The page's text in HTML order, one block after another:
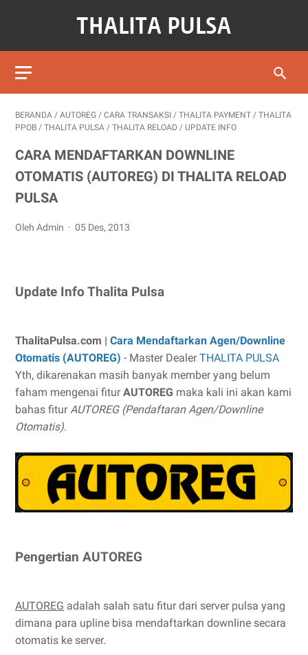
BERANDA / AUTOREG / CARA TRANSAKSI / THALITA PAYMENT / THALITA
PPOB / THALITA PULSA / THALITA RELOAD / UPDATE INFO
CARA MENDAFTARKAN DOWNLINE
OTOMATIS (AUTOREG) DI THALITA RELOAD
PULSA
Oleh Admin 05 Des, 2013
Update Info Thalita Pulsa
ThalitaPulsa.com | Cara Mendaftarkan Agen/Downline
Otomatis (AUTOREG) - Master DealerTHALITA PULSA
Yth, dikarenakan masih banyak member yang belum
faham mengenai fiturAUTOREG maka kali ini akan kami
bahas fiturAUTOREG (Pendaftaran Agen/Downline
Otomatis).
Pengertian AUTOREG
AUTOREG adalah salah satu fitur dari server pulsa yang
dimana para upline bisa mendaftarkan downline secara
otomatis ke server.